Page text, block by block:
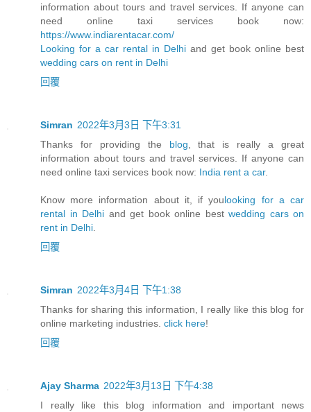
information about tours and travel services. If anyone can
need online taxi services book now:
https://www.indiarentacar.com/
Looking for a car rental in Delhi and get book online best
wedding cars on rent in Delhi
回覆
Simran 2022年3月3日 下午3:31
Thanks for providing the blog , that is really a great
information about tours and travel services. If anyone can
need online taxi services book now: India rent a car.
Know more information about it, if youlooking for a car
rental in Delhi and get book online best wedding cars on
rent in Delhi
回覆
Simran 2022年3月4日 下午1:38
Thanks for sharing this information, I really like this blog for
online marketing industries. click here!
回覆
Ajay Sharma 2022年3月13日 下午4:38
I really like this blog information and important news